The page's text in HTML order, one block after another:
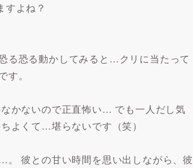
すよね？
る恐る動かしてみると…クリに当たって
。
かないので正直怖い… でも一人だし気
よくて…堪らないです（笑）
彼との甘い時間を思い出しながら、彼